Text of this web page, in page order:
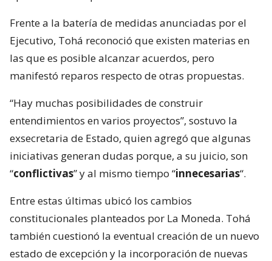
Frente a la batería de medidas anunciadas por el
Ejecutivo, Tohá reconoció que existen materias en
las que es posible alcanzar acuerdos, pero
manifestó reparos respecto de otras propuestas.
“Hay muchas posibilidades de construir
entendimientos en varios proyectos”, sostuvo la
exsecretaria de Estado, quien agregó que algunas
iniciativas generan dudas porque, a su juicio, son
“conflictivas” y al mismo tiempo “innecesarias“.
Entre estas últimas ubicó los cambios
constitucionales planteados por La Moneda. Tohá
también cuestionó la eventual creación de un nuevo
estado de excepción y la incorporación de nuevas